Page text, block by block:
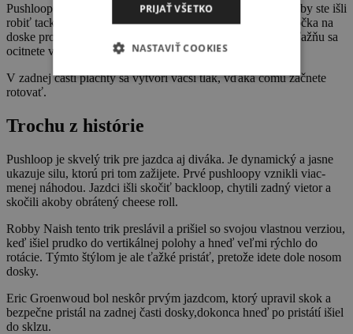
Pushloop je vlastne tack otočka vo vzduchu. Kĺžete sa, akoby ste išli
robiť tack na doske pre začiatočníkov. Tack je základná otočka na
doske proti vetru. Naklonením plachty a priblížením sa k sťažňu sa
ocitnete vo vzduchu hore nohami.
V zadnej časti plachty sa vytvorí väčší tlak, vďaka čomu začnete
rotovať.
Trochu z histórie
Pushloop je skvelý trik pre jazdca aj diváka. Je dynamický a jasne
ukazuje silu, ktorú pri tom zažijete. Prvé pushloopy vznikli viac-
menej náhodou. Jazdci išli skočiť backloop, chytili zadný vietor a
skočili akoby obrátený cheese roll.
Robby Naish tento trik preslávil a prišiel so svojou vlastnou verziou,
keď išiel prudko do vertikálnej polohy a hneď veľmi rýchlo do
rotácie. Týmto štýlom je ale ťažké pristáť, pretože idete dole nosom
dosky.
Eric Groenwoud bol neskôr prvým jazdcom, ktorý upravil skok a
bezpečne pristál na zadnej časti dosky,dokonca hneď po pristátí išiel
do sklzu.
PRIJAŤ VŠETKO
NASTAVIŤ COOKIES